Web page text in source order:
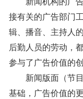
接有关的广告部门
辑、播音、主持人
后勤人员的劳动，
参与了广告价值的
新闻版面（节目
基础，广告价值的